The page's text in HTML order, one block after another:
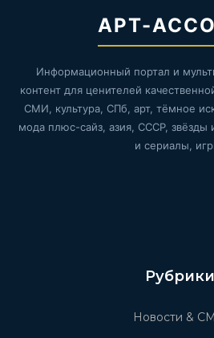
АРТ-
Информационный портал и
контент для ценителей
СМИ, культура, СПб, арт, тёмное
мода плюс-сайз, азия, СССР, звёзды
и сериалы,
Рубрики
Новости &